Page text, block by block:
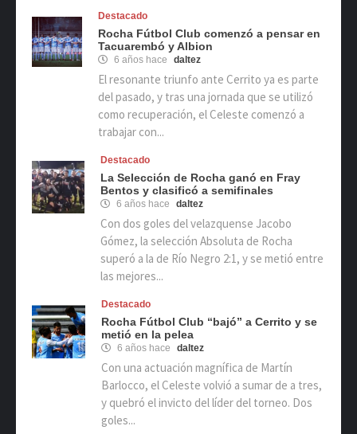
Destacado
Rocha Fútbol Club comenzó a pensar en
Tacuarembó y Albion
6 años hace daltez
El resonante triunfo ante Cerrito ya es parte
del pasado, y tras una jornada que se utilizó
como recuperación, el Celeste comenzó a
trabajar con...
Destacado
La Selección de Rocha ganó en Fray
Bentos y clasificó a semifinales
6 años hace daltez
Con dos goles del velazquense Jacobo
Gómez, la selección Absoluta de Rocha
superó a la de Río Negro 2:1, y se metió entre
las mejores...
Destacado
Rocha Fútbol Club “bajó” a Cerrito y se
metió en la pelea
6 años hace daltez
Con una actuación magnífica de Martín
Barlocco, el Celeste volvió a sumar de a tres,
y quebró el invicto del líder del torneo. Dos
goles...